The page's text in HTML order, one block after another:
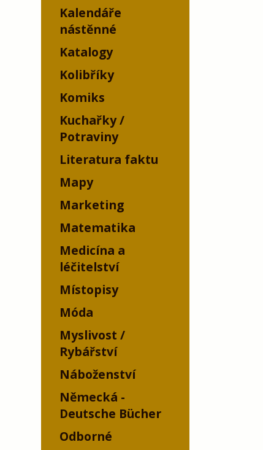
Kalendáře
nástěnné
Katalogy
Kolibříky
Komiks
Kuchařky /
Potraviny
Literatura faktu
Mapy
Marketing
Matematika
Medicína a
léčitelství
Místopisy
Móda
Myslivost /
Rybářství
Náboženství
Německá -
Deutsche Bücher
Odborné